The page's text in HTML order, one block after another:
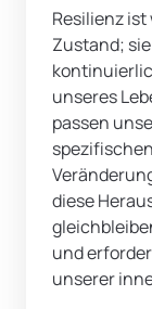
Resilienz
Zustand;
unseres
passen
diese
und
unserer